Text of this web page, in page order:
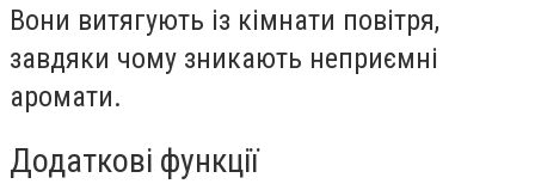
Вони витягують із кімнати повітря,
завдяки чому зникають неприємні
аромати.
Додаткові функції